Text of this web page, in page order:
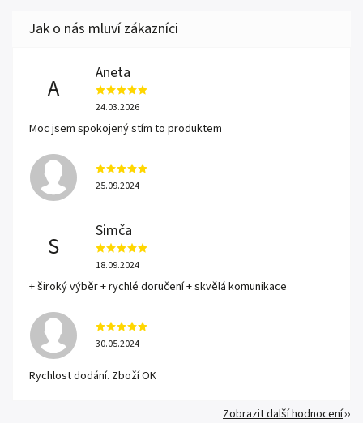
A
Aneta
24.03.2026
Moc jsem spokojený stím to produktem
25.09.2024
S
Simča
18.09.2024
+ široký výběr + rychlé doručení + skvělá komunikace
30.05.2024
Rychlost dodání. Zboží OK
Zobrazit další hodnocení